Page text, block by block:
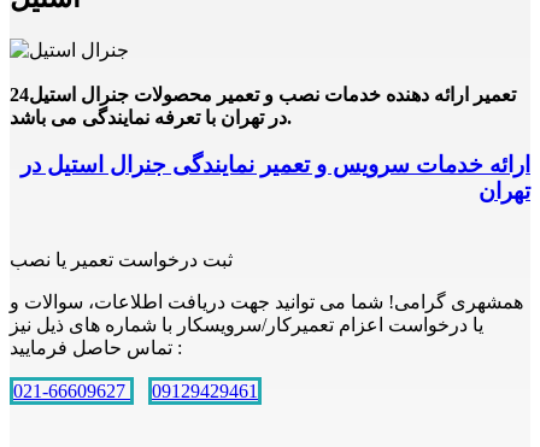
24تعمیر ارائه دهنده خدمات نصب و تعمیر محصولات جنرال استیل
در تهران با تعرفه نمایندگی می باشد.
ارائه خدمات سرویس و تعمیر نمایندگی جنرال استیل در
تهران
ثبت درخواست تعمیر یا نصب
همشهری گرامی! شما می توانید جهت دریافت اطلاعات، سوالات و
یا درخواست اعزام تعمیرکار/سرویسکار با شماره های ذیل نیز
تماس حاصل فرمایید :
021-66609627 09129429461